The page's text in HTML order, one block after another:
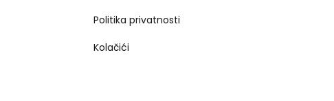
Politika privatnosti
Kolačići